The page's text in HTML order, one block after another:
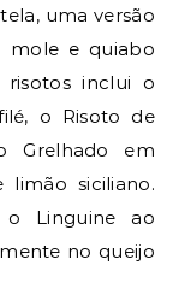
uma versão
mole e quiabo
risotos inclui o
o Risoto de
Grelhado em
siciliano.
o Linguine ao
no queijo